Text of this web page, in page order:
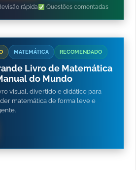
rápida Questões comentadas
MATEMÁTICA RECOMENDADO
Livro de Matemática
do Mundo
visual, divertido e didático para
matemática de forma leve e